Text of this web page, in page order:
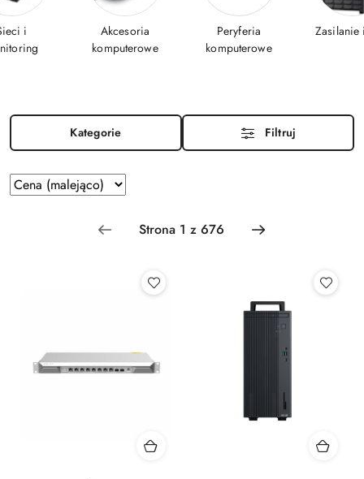
i
Akcesoria
komputerowe
Peryferia
komputerowe
Zasilanie
Kategorie Filtruj
Zastosowano sortowanie: Cena (malejąco).
Sortuj
według